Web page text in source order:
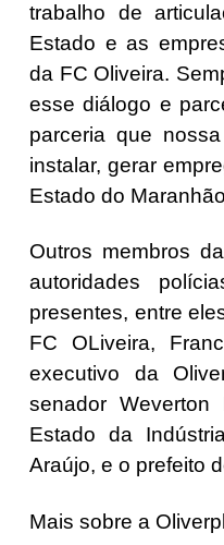
trabalho de
Estado e as
da FC Oliveira.
esse diálogo e
parceria que
instalar, gerar
Estado do
Outros membros
autoridades
presentes, entre
FC OLiveira,
executivo da
senador
Estado da
Araújo, e o prefeito
Mais sobre a